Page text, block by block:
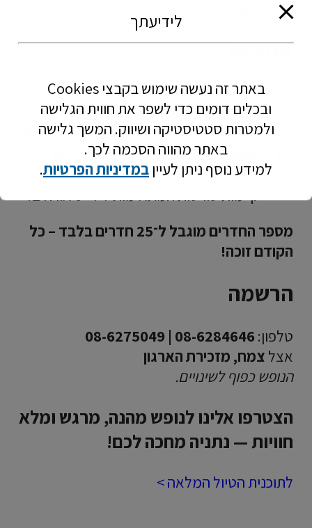
מחירים :
זוג –5,100 ₪
יחיד – 4,590 ₪
תוספת ילד בחדר הורים, גיל 2-12:
1,275 ₪
תוספת מבוגר שלישי / רביעי:2,150 ₪
תינוק, גיל 0-2:
180 ₪
*קיימות סוויטות המתאימות ל־4–6 אורחים.
מספר החדרים מוגבל ל־25 חדרים בלבד – כל
הקודם זוכה!
הרשמה
טלפון: 08-6284646 | 08-6275049
אצל צמח, מזכירת הארגון
הנופש כפוף לשינויים.
הצטרפו אלינו לנופש מהנה, מרגש ומלא
חוויות — נתניה מחכה לכם!
לתוכנית הטיול המלאה >
לידיעתך
באתר זה נעשה שימוש בקבציCookies
ובכלים דומים כדי לשפר את חווית הגלישה
ולמטרות סטטיסטיקה ושיווק. המשך גלישה
באתר מהווה הסכמה לכך.
למידע נוסף ניתן לעייןבמדיניות הפרטיות.